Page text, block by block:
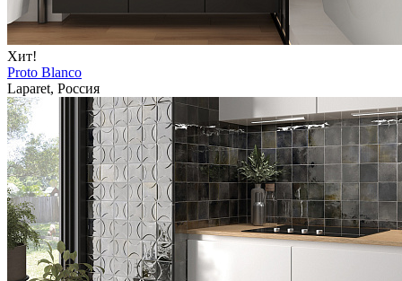
Хит!
Proto Blanco
Laparet, Россия